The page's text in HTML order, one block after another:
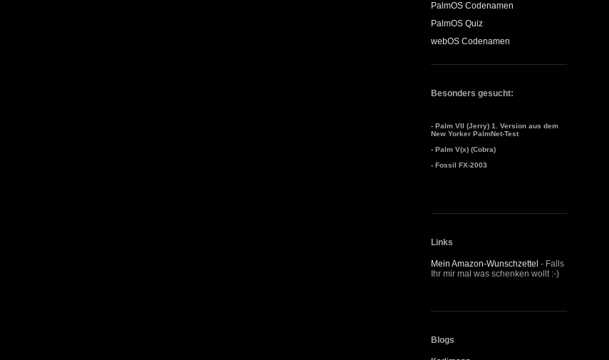
PalmOS Codenamen
PalmOS Quiz
webOS Codenamen
Besonders gesucht:
- Palm VII (Jerry) 1. Version aus dem
New Yorker PalmNet-Test
- Palm V(x) (Cobra)
- Fossil FX-2003
Links
Mein Amazon-Wunschzettel - Falls
Ihr mir mal was schenken wollt :-)
Blogs